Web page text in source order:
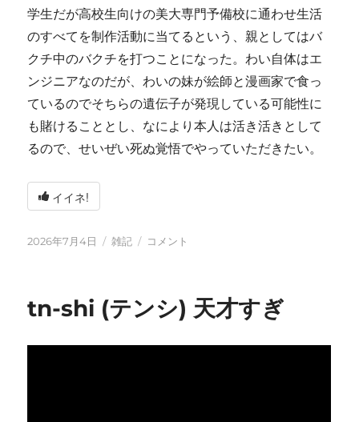
学生だが高校生向けの美大専門予備校に通わせ生活
のすべてを制作活動に当てるという、親としてはバ
クチ中のバクチを打つことになった。わい自体はエ
ンジニアなのだが、わいの妹が絵師と漫画家で食っ
ているのでそちらの遺伝子が発現している可能性に
も賭けることとし、なにより本人は活き活きとして
るので、せいぜい死ぬ覚悟でやっていただきたい。
イイネ!
投
2026年7月4日
カ
ー
雑記
い
と
コメント
tn-shi (テンシ) 天才すぎ